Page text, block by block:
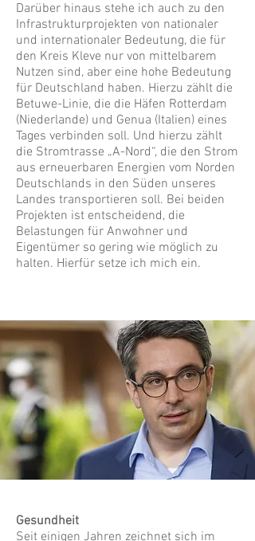
Darüber hinaus stehe ich auch zu den
Infrastrukturprojekten von nationaler
und internationaler Bedeutung, die für
den Kreis Kleve nur von mittelbarem
Nutzen sind, aber eine hohe Bedeutung
für Deutschland haben. Hierzu zählt die
Betuwe-Linie, die die Häfen Rotterdam
(Niederlande) und Genua (Italien) eines
Tages verbinden soll. Und hierzu zählt
die Stromtrasse „A-Nord“, die den Strom
aus erneuerbaren Energien vom Norden
Deutschlands in den Süden unseres
Landes transportieren soll. Bei beiden
Projekten ist entscheidend, die
Belastungen für Anwohner und
Eigentümer so gering wie möglich zu
halten. Hierfür setze ich mich ein.
Gesundheit
Seit einigen Jahren zeichnet sich im